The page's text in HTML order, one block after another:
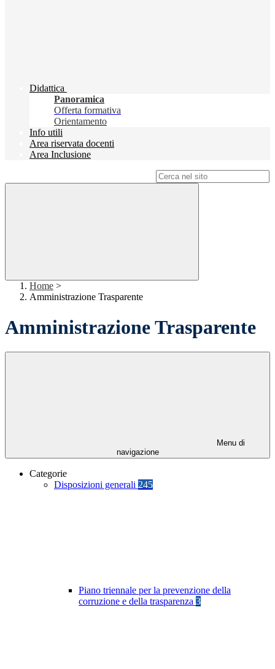
Didattica
Panoramica
Offerta formativa
Orientamento
Info utili
Area riservata docenti
Area Inclusione
Home >
Amministrazione Trasparente
Amministrazione Trasparente
Menu di
navigazione
Categorie
Disposizioni generali 245
Piano triennale per la prevenzione della
corruzione e della trasparenza 3